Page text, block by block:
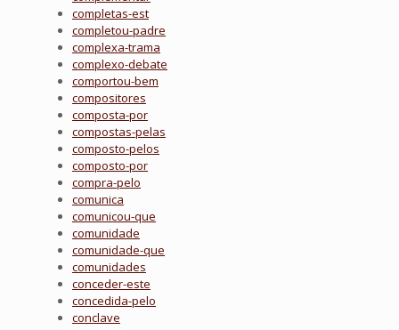
completas-est
completou-padre
complexa-trama
complexo-debate
comportou-bem
compositores
composta-por
compostas-pelas
composto-pelos
composto-por
compra-pelo
comunica
comunicou-que
comunidade
comunidade-que
comunidades
conceder-este
concedida-pelo
conclave